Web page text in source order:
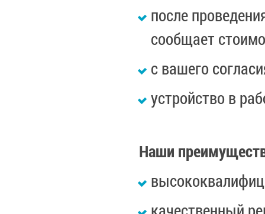
после
сообщает
с вашего
устройство в
Наши